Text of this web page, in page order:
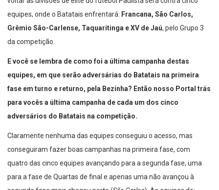
voltar as divisões de elite do futebol Paulista será contra cinco
equipes, onde o Batatais enfrentará: Francana, São Carlos,
Grêmio São-Carlense, Taquaritinga e XV de Jaú, pelo Grupo 3
da competição.
E você se lembra de como foi a última campanha destas
equipes, em que serão adversárias do Batatais na primeira
fase em turno e returno, pela Bezinha? Então nosso Portal trás
para vocês a última campanha de cada um dos cinco
adversários do Batatais na competição.
Claramente nenhuma das equipes conseguiu o acesso, mas
conseguiram fazer boas campanhas na primeira fase, com
quatro das cinco equipes avançando para a segunda fase, uma
para a fase de Quartas de final e apenas uma não avançou à